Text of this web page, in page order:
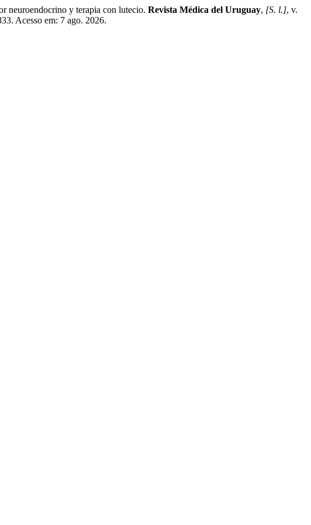
y terapia con lutecio. Revista Médica del Uruguay, [S. l.], v.
Acesso em: 7 ago. 2026.